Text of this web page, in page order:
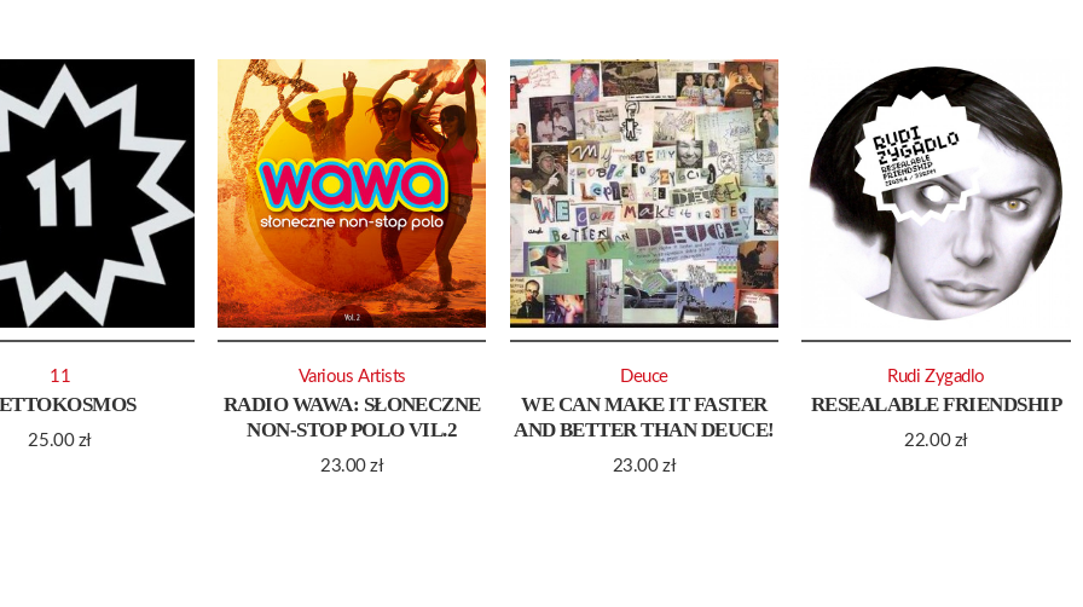
25.00 zł
11
RADIO WAWA: SŁONECZNE
NON-STOP POLO VIL.2
23.00zł
Various Artists
WE CAN MAKE IT FASTER
AND BETTER THAN DEUCE!
23.00zł
Deuce
RESEALABLE FRIENDSHIP
22.00 zł
Rudi Zygadlo